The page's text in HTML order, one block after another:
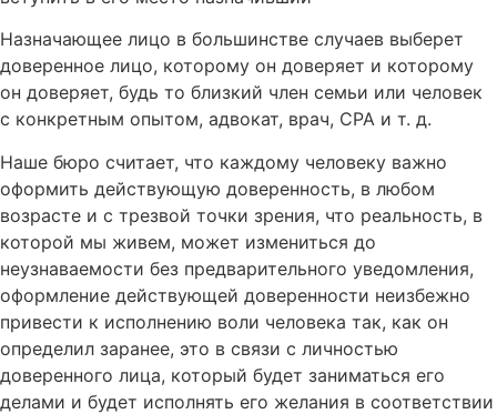
Назначающее лицо в большинстве случаев выберет
доверенное лицо, которому он доверяет и которому
он доверяет, будь то близкий член семьи или человек
с конкретным опытом, адвокат, врач, CPA и т. д.
Наше бюро считает, что каждому человеку важно
оформить действующую доверенность, в любом
возрасте и с трезвой точки зрения, что реальность, в
которой мы живем, может измениться до
неузнаваемости без предварительного уведомления,
оформление действующей доверенности неизбежно
привести к исполнению воли человека так, как он
определил заранее, это в связи с личностью
доверенного лица, который будет заниматься его
делами и будет исполнять его желания в соответствии